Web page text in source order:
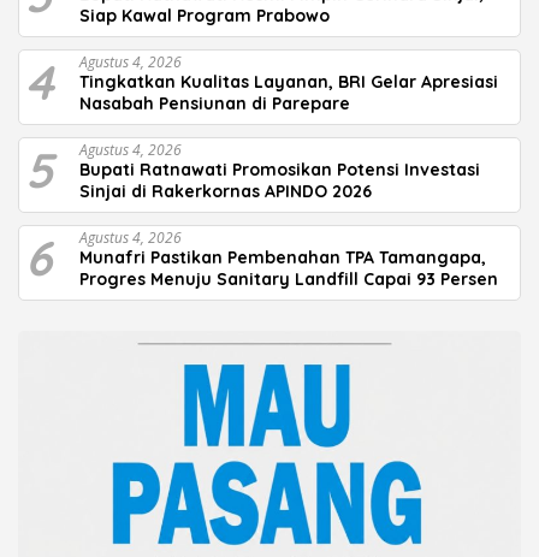
Siap Kawal Program Prabowo
4 Agustus 4, 2026
Tingkatkan Kualitas Layanan, BRI Gelar Apresiasi
Nasabah Pensiunan di Parepare
5 Agustus 4, 2026
Bupati Ratnawati Promosikan Potensi Investasi
Sinjai di Rakerkornas APINDO 2026
6 Agustus 4, 2026
Munafri Pastikan Pembenahan TPA Tamangapa,
Progres Menuju Sanitary Landfill Capai 93 Persen